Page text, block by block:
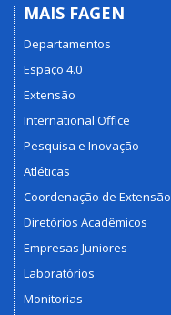
MAIS FAGEN
Departamentos
Espaço 4.0
Extensão
International Office
Pesquisa e Inovação
Atléticas
Coordenação de Extensão
Diretórios Acadêmicos
Empresas Juniores
Laboratórios
Monitorias